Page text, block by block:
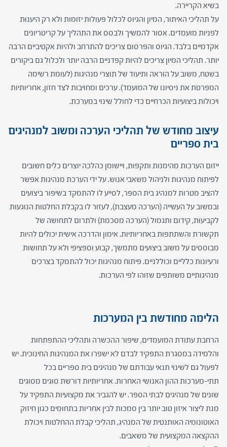
בשיא הקריירה.
על תהליכי האיתור, המיון והגיוס לכלול פעולות יזומות ולא רק היענות
לפניות מועמדים. אסור להמשיך ולבסס את התהליך על קריטריונים
אקדמיים בלבד. הגיוס והפרסום צריכים להתרחב ולהיות אקטיביים הרבה
יותר. תהליכי המיון צריכים להיות קפדניים הרבה יותר ולכלול גם ביקורים
בשטח, משוב על הוראה ותיעוד של תוצרי מנהיגות (לעומת רשימה
המפרטת את ניסיונו של המועמד). ערכים ומחויבות לצד חזון, אחריותיות
ויכולות ביצועיות הכרחיים כדי לחולל שינוי במערכת.
עיצוב מחודש של תהליכי הערכה ומשוב למנהיגים
בית ספריים
ייזום הערכות מהימנות ותקפות, ויישומן כהלכה יוצרים כלים חשובים
לפיתוח מנהיגות ולניהול משאבי אנוש. על ידי הערכת מנהיגות אפשר
להציב מטרות למנהיג בית הספר, לסייע לו להתמקד בשיפור ביצועים
ובמשוב על העשייה (הערכה מעצבת), לעזור לו בקבלת החלטות הנוגעות
לקביעות, קידום ותגמול (הערכה מסכמת) ולתרום לתחושה של
תקשורת והשתתפות באחריותיות. אימון והדרכה אישית יכולים להיות
מבוססים על משוב ביצועים מתמשך, קבוע וספציפי ולא על תחושות
ורעיונות כלליים וכוללניים. פיתוח מנהיגות יכול להתמקד בצרכים
מנהיגותיים משותפים שזוהו לפי הערכות.
הלימה מחודשת בין המערכות
​הרחבת עתודת המועמדים, שיפור ההכשרה ותהליכי ההתפתחות
והלמידה במסגרת התפקיד לבדם לא ישפרו את המנהיגות החינוכית. יש
לפעול גם לשינוי תנאי עבודתם של מנהיגים בית ספריים בכל
תתי-מערכות ההון האנושי האחרות. אחריותיות דורשת סוגים מסוגים
שונים של מנהיגים לבתי הספר. יש להגביר את מקצועיות התפקיד על
מנת ליצור איזון טוב יותר בין סמכות לבין אחריות בתחומים כגון חיזוק
האוטונומיה האותנטית של המנהיג, תהליכי קבלת ההחלטות ויכולת
ההקצאה המקצועית של משאבים.